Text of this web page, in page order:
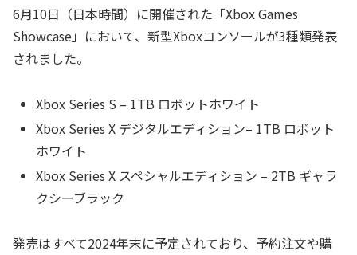
6月10日（日本時間）に開催された「Xbox Games
Showcase」において、新型Xboxコンソールが3種類発表
されました。
Xbox Series S – 1TB ロボットホワイト
Xbox Series X デジタルエディション– 1TB ロボット
ホワイト
Xbox Series X スペシャルエディション – 2TB ギャラ
クシーブラック
発売はすべて2024年末に予定されており、予約注文や購